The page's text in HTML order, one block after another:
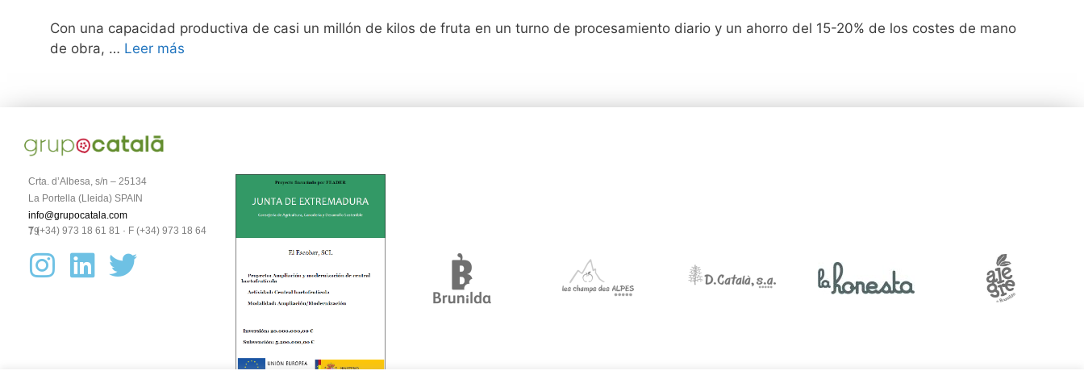
Con una capacidad productiva de casi un millón de kilos de fruta en un turno de procesamiento diario y un ahorro del 15-20% de los costes de mano
de obra, … Leer más
Crta. d’Albesa, s/n – 25134
La Portella (Lleida) SPAIN
info@grupocatala.com
T (+34) 973 18 61 81 · F (+34) 973 18 64 79